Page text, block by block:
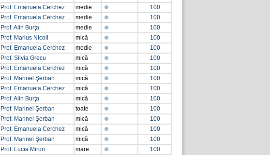
Prof. Emanuela Cerchez medie
100
Prof. Emanuela Cerchez medie
100
Prof. Alin Burţa medie
100
Prof. Marius Nicoli mică
100
Prof. Emanuela Cerchez medie
100
Prof. Silvia Grecu mică
100
Prof. Emanuela Cerchez mică
100
Prof. Marinel Şerban mică
100
Prof. Emanuela Cerchez mică
100
Prof. Alin Burţa mică
100
Prof. Marinel Şerban toate
100
Prof. Marinel Şerban mică
100
Prof. Emanuela Cerchez mică
100
Prof. Marinel Şerban mică
100
Prof. Lucia Miron mare
100